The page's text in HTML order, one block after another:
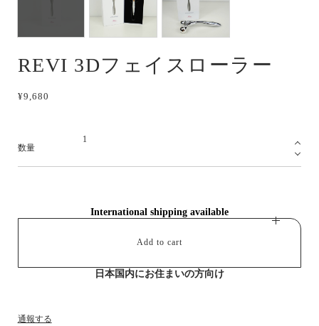
REVI 3Dフェイスローラー
¥9,680
数量
International shipping available
Add to cart
日本国内にお住まいの方向け
通報する